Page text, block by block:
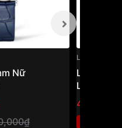
Nữ
Longines
Longines